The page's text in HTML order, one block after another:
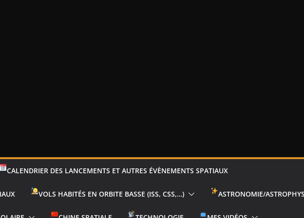
CALENDRIER DES LANCEMENTS ET AUTRES ÉVÈNEMENTS SPATIAUX
VOLS HABITÉS EN ORBITE BASSE (ISS, CSS,…) ASTRONOMIE/